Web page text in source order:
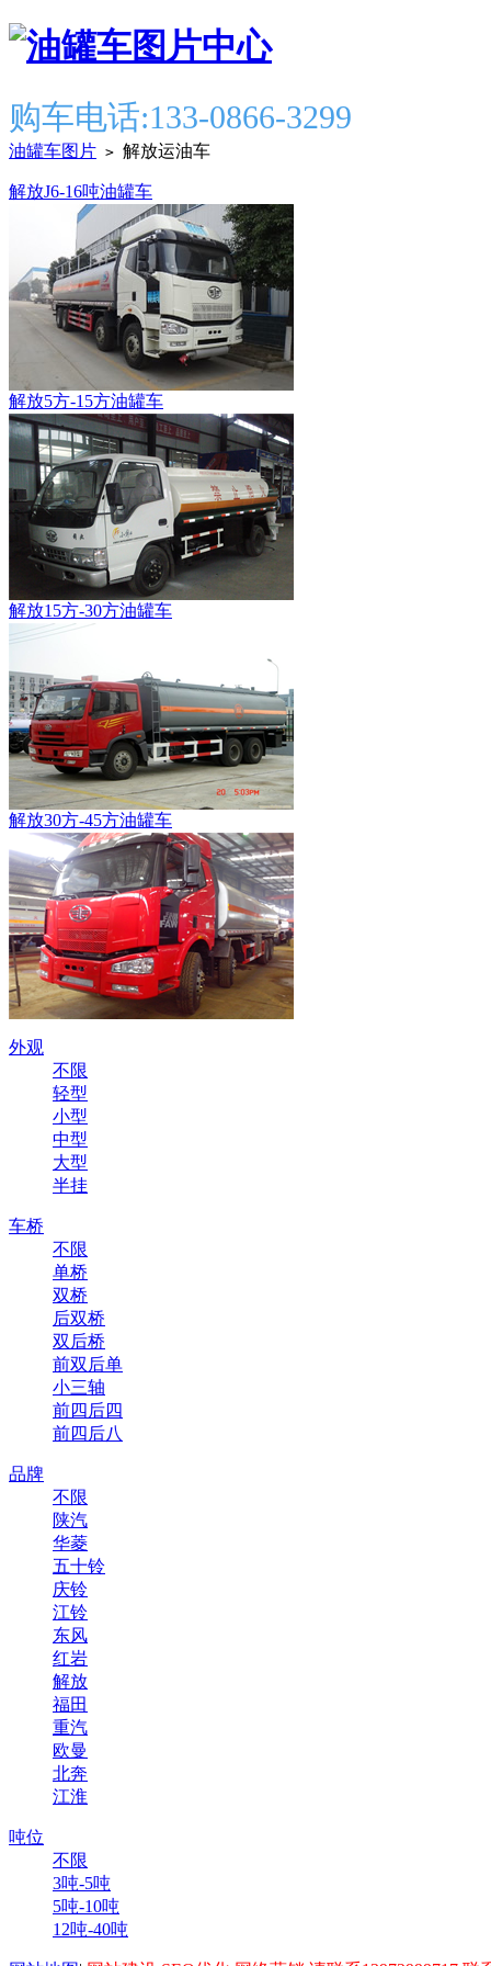
购车电话:133-0866-3299
油罐车图片 > 解放运油车
解放J6-16吨油罐车
解放5方-15方油罐车
解放15方-30方油罐车
解放30方-45方油罐车
外观
不限
轻型
小型
中型
大型
半挂
车桥
不限
单桥
双桥
后双桥
双后桥
前双后单
小三轴
前四后四
前四后八
品牌
不限
陕汽
华菱
五十铃
庆铃
江铃
东风
红岩
解放
福田
重汽
欧曼
北奔
江淮
吨位
不限
3吨-5吨
5吨-10吨
12吨-40吨